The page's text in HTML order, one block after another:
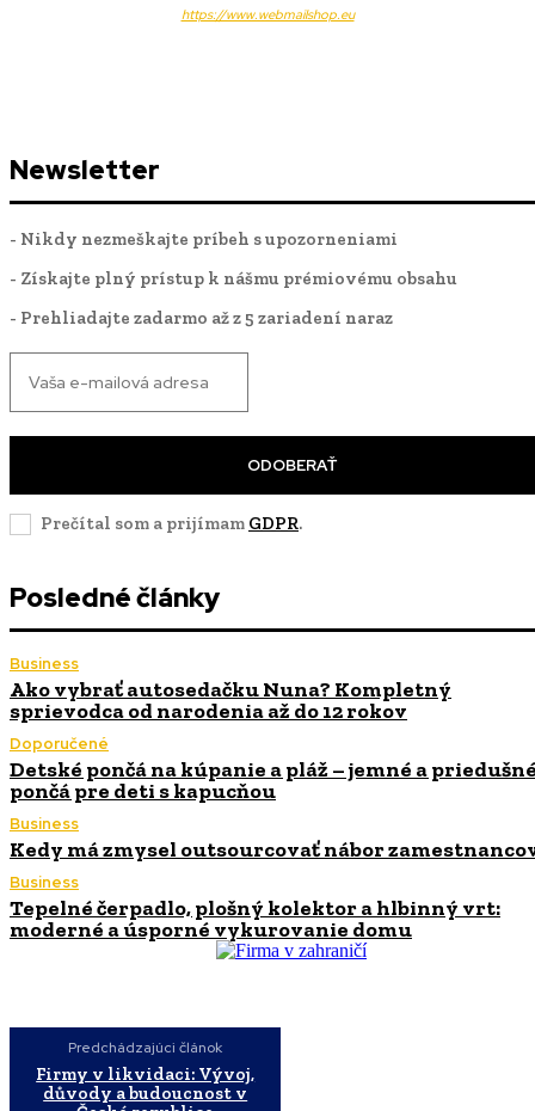
https://www.webmailshop.eu
Newsletter
- Nikdy nezmeškajte príbeh s upozorneniami
- Získajte plný prístup k nášmu prémiovému obsahu
- Prehliadajte zadarmo až z 5 zariadení naraz
ODOBERAŤ
Prečítal som a prijímam GDPR.
Posledné články
Business
Ako vybrať autosedačku Nuna? Kompletný
sprievodca od narodenia až do 12 rokov
Doporučené
Detské pončá na kúpanie a pláž – jemné a
pončá pre deti s kapucňou
Business
Kedy má zmysel outsourcovať nábor
Business
Tepelné čerpadlo, plošný kolektor a hlbinný vrt:
moderné a úsporné vykurovanie domu
Predchádzajúci článok
Firmy v likvidaci: Vývoj,
důvody a budoucnost v